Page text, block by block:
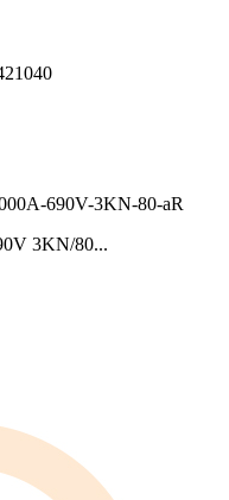
3KN/80...